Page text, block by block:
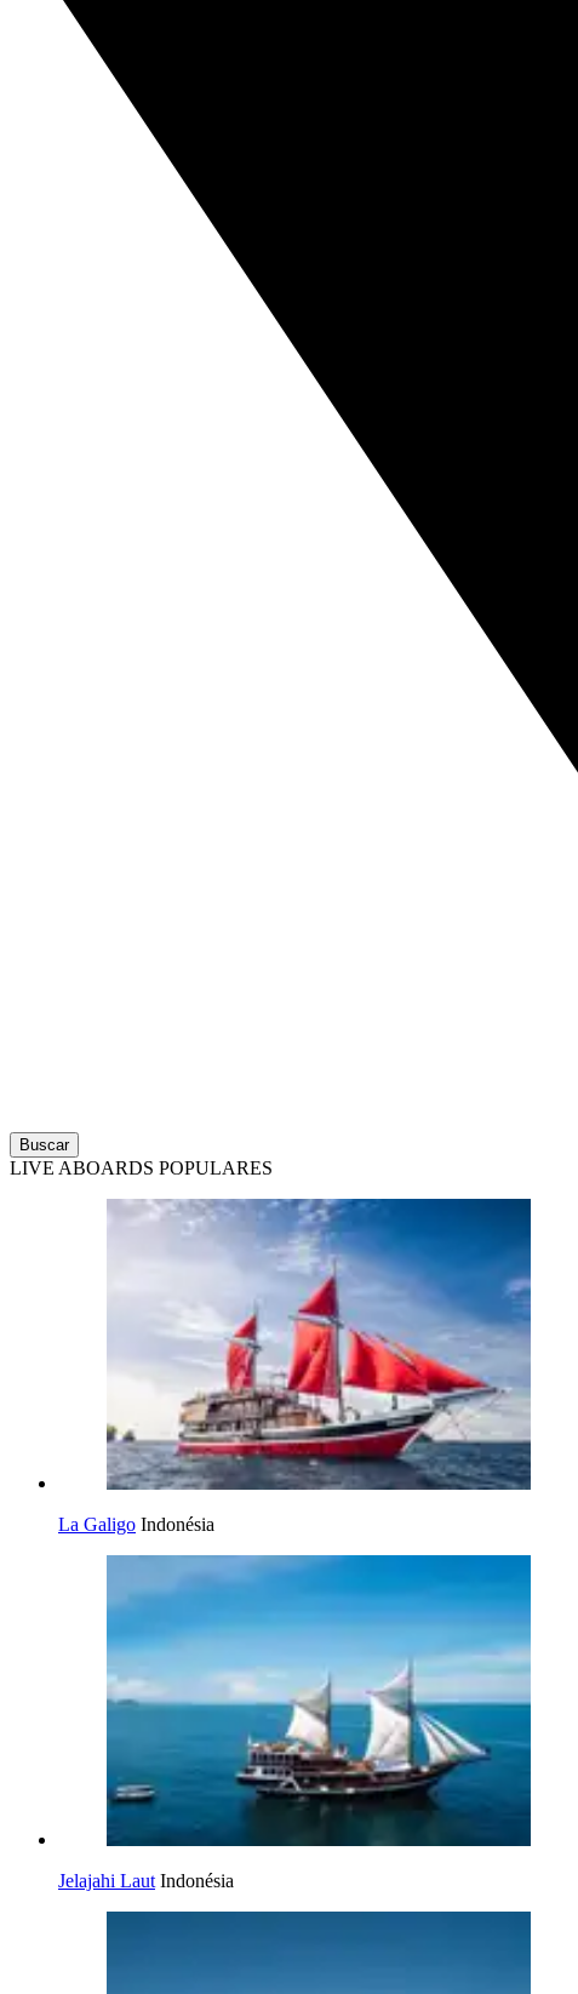
Buscar
LIVE ABOARDS POPULARES
La Galigo Indonésia
Jelajahi Laut Indonésia